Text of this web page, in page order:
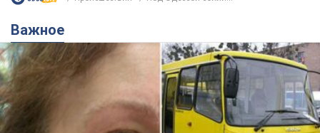
Важное